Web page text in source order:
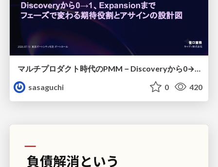
sasaguchi
0 420